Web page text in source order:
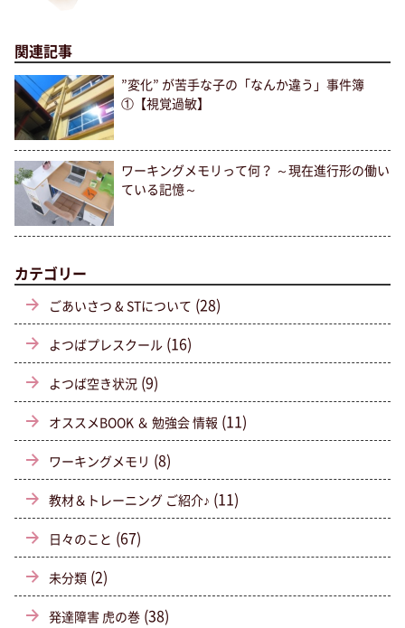
関連記事
”変化” が苦手な子の「なんか違う」事件簿
①【視覚過敏】
ワーキングメモリって何？ ～現在進行形の働い
ている記憶～
カテゴリー
ごあいさつ & STについて (28)
よつばプレスクール (16)
よつば空き状況 (9)
オススメBOOK ＆ 勉強会 情報 (11)
ワーキングメモリ (8)
教材＆トレーニング ご紹介♪ (11)
日々のこと (67)
未分類 (2)
発達障害 虎の巻 (38)